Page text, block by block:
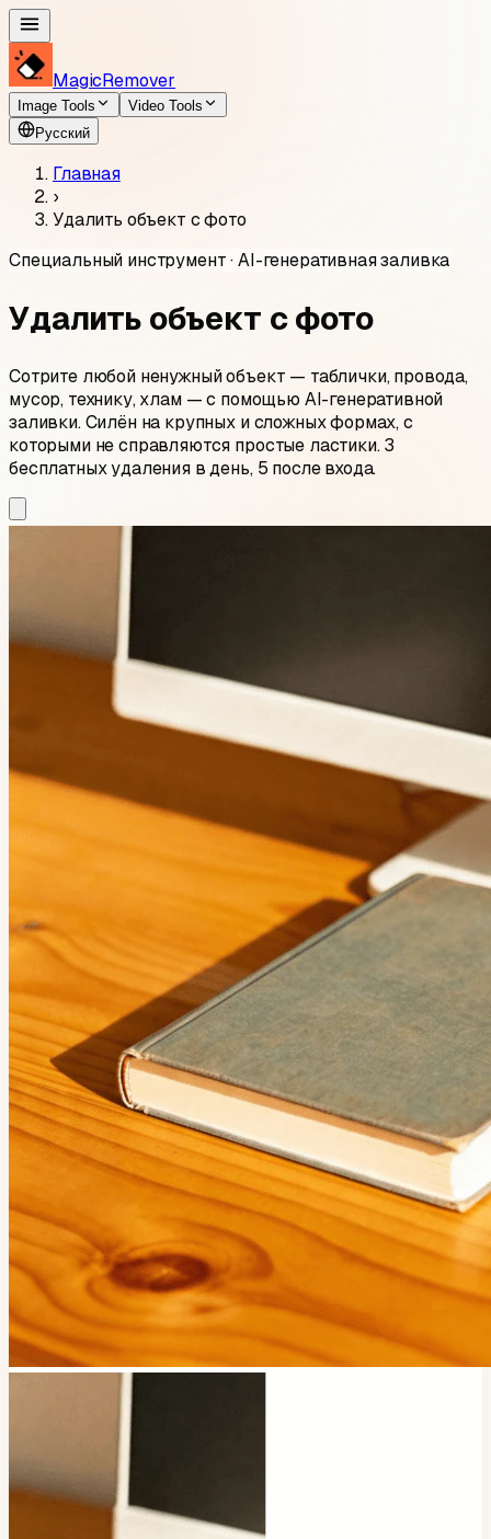
MagicRemover
Image Tools
Video Tools
Русский
Главная
›
Удалить объект с фото
Специальный инструмент · AI-генеративная заливка
Удалить объект с фото
Сотрите любой ненужный объект — таблички, провода,
мусор, технику, хлам — с помощью AI-генеративной
заливки. Силён на крупных и сложных формах, с
которыми не справляются простые ластики. 3
бесплатных удаления в день, 5 после входа.